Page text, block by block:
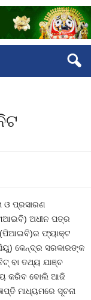
ଓ ପ୍ରସାରଣ
ଅଧୀନ ପତ୍ର
(ପିଆଇବି)ର ଫ୍ୟାକ୍ଟ
କେନ୍ଦ୍ର ସରକାରଙ୍କ
ବା ତଥ୍ୟ ଯାଞ୍ଚ
କରିବ ବୋଲି ଆଜି
ମାଧ୍ୟମରେ ସୂଚନା